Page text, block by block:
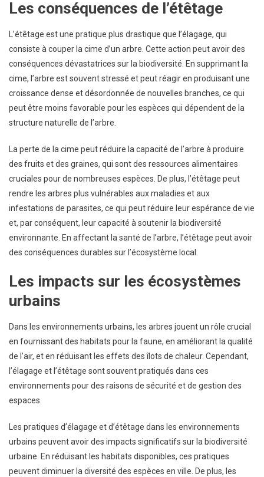
Les conséquences de l’étêtage
L’étêtage est une pratique plus drastique que l’élagage, qui
consiste à couper la cime d’un arbre. Cette action peut avoir des
conséquences dévastatrices sur la biodiversité. En supprimant la
cime, l’arbre est souvent stressé et peut réagir en produisant une
croissance dense et désordonnée de nouvelles branches, ce qui
peut être moins favorable pour les espèces qui dépendent de la
structure naturelle de l’arbre.
La perte de la cime peut réduire la capacité de l’arbre à produire
des fruits et des graines, qui sont des ressources alimentaires
cruciales pour de nombreuses espèces. De plus, l’étêtage peut
rendre les arbres plus vulnérables aux maladies et aux
infestations de parasites, ce qui peut réduire leur espérance de vie
et, par conséquent, leur capacité à soutenir la biodiversité
environnante. En affectant la santé de l’arbre, l’étêtage peut avoir
des conséquences durables sur l’écosystème local.
Les impacts sur les écosystèmes
urbains
Dans les environnements urbains, les arbres jouent un rôle crucial
en fournissant des habitats pour la faune, en améliorant la qualité
de l’air, et en réduisant les effets des îlots de chaleur. Cependant,
l’élagage et l’étêtage sont souvent pratiqués dans ces
environnements pour des raisons de sécurité et de gestion des
espaces.
Les pratiques d’élagage et d’étêtage dans les environnements
urbains peuvent avoir des impacts significatifs sur la biodiversité
urbaine. En réduisant les habitats disponibles, ces pratiques
peuvent diminuer la diversité des espèces en ville. De plus, les